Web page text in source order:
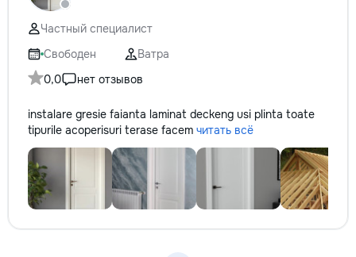
Частный специалист
Свободен
Ватра
0,0
нет отзывов
instalare gresie faianta laminat deckeng usi plinta toate
tipurile acoperisuri terase facem читать всё